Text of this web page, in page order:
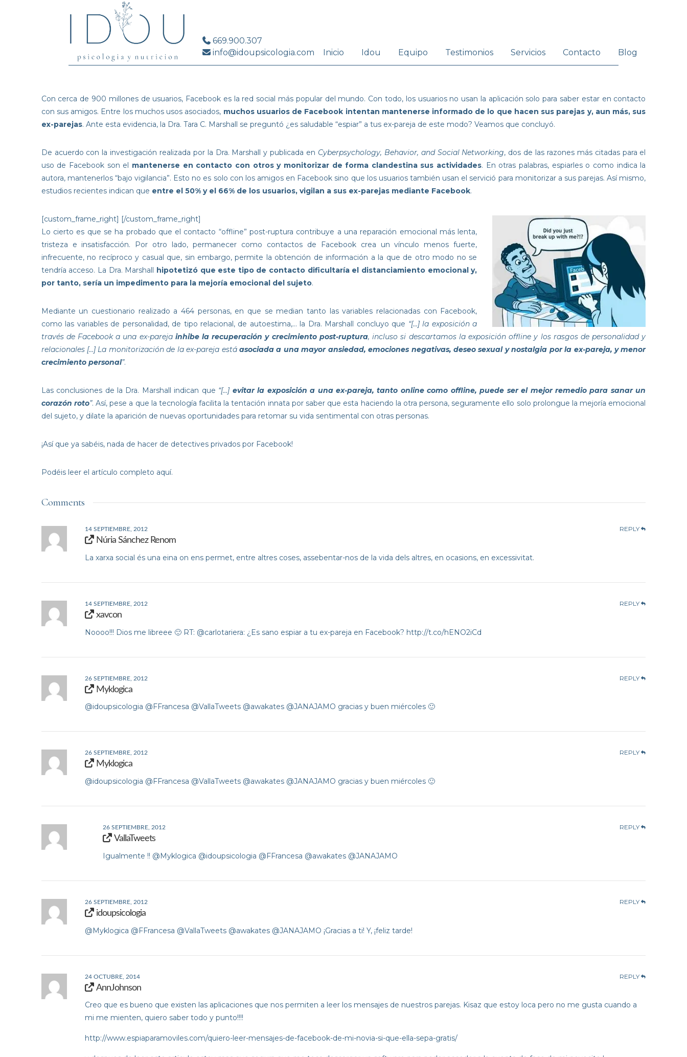
669.900.307
info@idoupsicologia.com
Inicio Idou Equipo Testimonios Servicios Contacto Blog
Con cerca de 900 millones de usuarios, Facebook es la red social más popular del mundo. Con todo, los usuarios no usan la aplicación solo para saber estar en contacto
con sus amigos. Entre los muchos usos asociados, muchos usuarios de Facebook intentan mantenerse informado de lo que hacen sus parejas y, aun más, sus
ex-parejas. Ante esta evidencia, la Dra. Tara C. Marshall se preguntó ¿es saludable “espiar” a tus ex-pareja de este modo? Veamos que concluyó.
De acuerdo con la investigación realizada por la Dra. Marshall y publicada en Cyberpsychology, Behavior, and Social Networking, dos de las razones más citadas para el
uso de Facebook son el mantenerse en contacto con otros y monitorizar de forma clandestina sus actividades. En otras palabras, espiarles o como indica la
autora, mantenerlos “bajo vigilancia”. Esto no es solo con los amigos en Facebook sino que los usuarios también usan el servició para monitorizar a sus parejas. Así mismo,
estudios recientes indican que entre el 50% y el 66% de los usuarios, vigilan a sus ex-parejas mediante Facebook.
[custom_frame_right] [/custom_frame_right]
Lo cierto es que se ha probado que el contacto “offline” post-ruptura contribuye a una reparación emocional más lenta,
tristeza e insatisfacción. Por otro lado, permanecer como contactos de Facebook crea un vínculo menos fuerte,
infrecuente, no recíproco y casual que, sin embargo, permite la obtención de información a la que de otro modo no se
tendría acceso. La Dra. Marshall hipotetizó que este tipo de contacto dificultaría el distanciamiento emocional y,
por tanto, sería un impedimento para la mejoría emocional del sujeto.
Mediante un cuestionario realizado a 464 personas, en que se median tanto las variables relacionadas con Facebook,
como las variables de personalidad, de tipo relacional, de autoestima,… la Dra. Marshall concluyo que “[…] la exposición a
través de Facebook a una ex-pareja inhibe la recuperación y crecimiento post-ruptura, incluso si descartamos la exposición offline y los rasgos de personalidad y
relacionales […] La monitorización de la ex-pareja estáasociada a una mayor ansiedad, emociones negativas, deseo sexual y nostalgia por la ex-pareja, y menor
crecimiento personal”.
Las conclusiones de la Dra. Marshall indican que “[…] evitar la exposición a una ex-pareja, tanto online como offline, puede ser el mejor remedio para sanar un
corazón roto”. Así, pese a que la tecnología facilita la tentación innata por saber que esta haciendo la otra persona, seguramente ello solo prolongue la mejoría emocional
del sujeto, y dilate la aparición de nuevas oportunidades para retomar su vida sentimental con otras personas.
¡Así que ya sabéis, nada de hacer de detectives privados por Facebook!
Podéis leer el artículo completo aquí.
Comments
14 SEPTIEMBRE, 2012 REPLY
Núria Sánchez Renom
La xarxa social és una eina on ens permet, entre altres coses, assebentar-nos de la vida dels altres, en ocasions, en excessivitat.
14 SEPTIEMBRE, 2012 REPLY
xavcon
Noooo!!! Dios me libreee 🙂 RT: @carlotariera: ¿Es sano espiar a tu ex-pareja en Facebook? http://t.co/hENO2iCd
26 SEPTIEMBRE, 2012 REPLY
Myklogica
@idoupsicologia @FFrancesa @VallaTweets @awakates @JANAJAMO gracias y buen miércoles 🙂
26 SEPTIEMBRE, 2012 REPLY
Myklogica
@idoupsicologia @FFrancesa @VallaTweets @awakates @JANAJAMO gracias y buen miércoles 🙂
26 SEPTIEMBRE, 2012 REPLY
VallaTweets
Igualmente !! @Myklogica @idoupsicologia @FFrancesa @awakates @JANAJAMO
26 SEPTIEMBRE, 2012 REPLY
idoupsicologia
@Myklogica @FFrancesa @VallaTweets @awakates @JANAJAMO ¡Gracias a ti! Y, ¡feliz tarde!
24 OCTUBRE, 2014 REPLY
AnnJohnson
Creo que es bueno que existen las aplicaciones que nos permiten a leer los mensajes de nuestros parejas. Kisaz que estoy loca pero no me gusta cuando a
mi me mienten, quiero saber todo y punto!!!!
http://www.espiaparamoviles.com/quiero-leer-mensajes-de-facebook-de-mi-novia-si-que-ella-sepa-gratis/